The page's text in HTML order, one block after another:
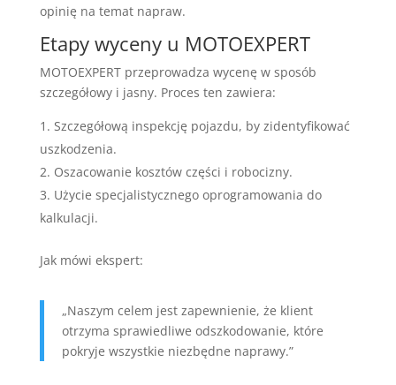
opinię na temat napraw.
Etapy wyceny u MOTOEXPERT
MOTOEXPERT przeprowadza wycenę w sposób
szczegółowy i jasny. Proces ten zawiera:
Szczegółową inspekcję pojazdu, by zidentyfikować
uszkodzenia.
Oszacowanie kosztów części i robocizny.
Użycie specjalistycznego oprogramowania do
kalkulacji.
Jak mówi ekspert:
„Naszym celem jest zapewnienie, że klient
otrzyma sprawiedliwe odszkodowanie, które
pokryje wszystkie niezbędne naprawy.”